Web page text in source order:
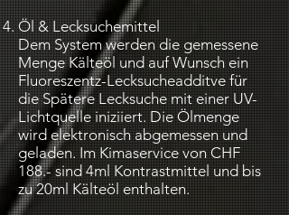
Öl & Lecksuchemittel
Dem System werden die gemessene
Menge Kälteöl und auf Wunsch ein
Fluoreszentz-Lecksucheadditve für
die Spätere Lecksuche mit einer UV-
Lichtquelle iniziiert. Die Ölmenge
wird elektronisch abgemessen und
geladen. Im Kimaservice von CHF
188.- sind 4ml Kontrastmittel und bis
zu 20ml Kälteöl enthalten.